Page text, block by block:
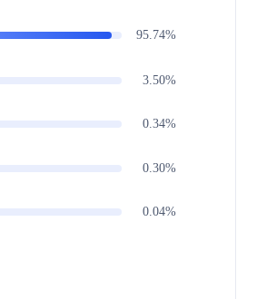
95.74%
3.50%
0.34%
0.30%
0.04%